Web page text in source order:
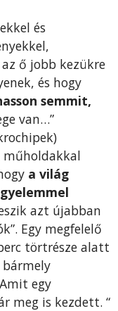
és
ő jobb kezükre
és hogy
semmit,
van…”
műholdakkal
a világ
azt újabban
Egy megfelelő
törtrésze alatt
egy
meg is kezdett. “